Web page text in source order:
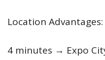
Location Advantages:
4 minutes → Expo